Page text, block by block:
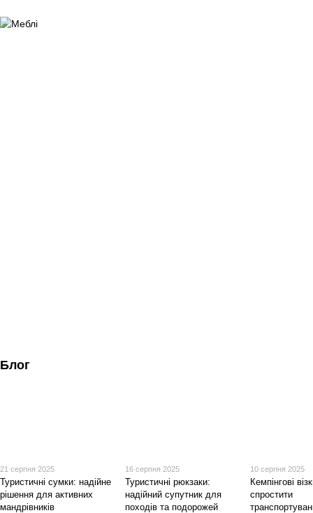
Блог
21 серпня 2025
Туристичні сумки: надійне
рішення для активних
мандрівників
16 серпня 2025
Туристичні рюкзаки:
надійний супутник для
походів та подорожей
10 серпня 2025
Кемпінгові
спростити